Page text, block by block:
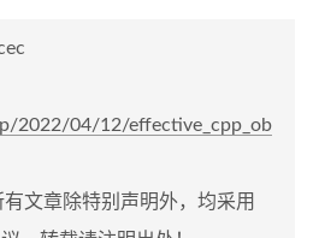
2022/04/12/effective_cpp_ob
文章除特别声明外，均采用